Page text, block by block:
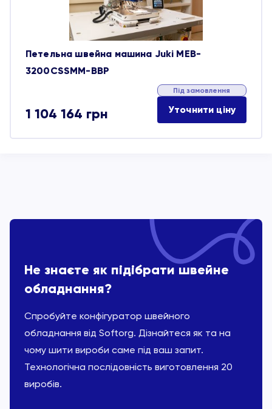
Петельна швейна машина Juki MEB-
3200CSSMM-BBP
1 104 164 грн
Під замовлення
Уточнити ціну
Не знаєте як підібрати швейне
обладнання?
Спробуйте конфігуратор швейного
обладнання від Softorg. Дізнайтеся як та на
чому шити вироби саме під ваш запит.
Технологічна послідовність виготовлення 20
виробів.